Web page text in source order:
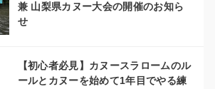
兼 山梨県カヌー大会の開催のお知ら
せ
【初心者必見】カヌースラロームのル
ールとカヌーを始めて1年目でやる練